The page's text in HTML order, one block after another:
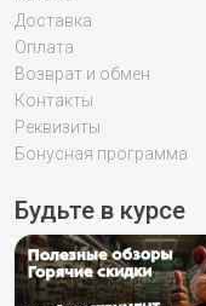
Доставка
Оплата
Возврат и обмен
Контакты
Реквизиты
Бонусная программа
Будьте в курсе